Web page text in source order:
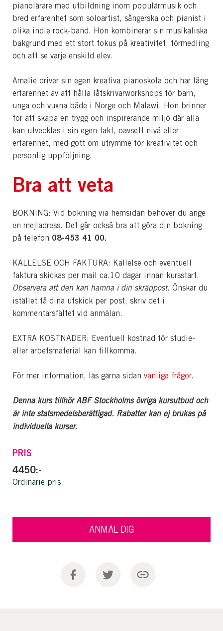
pianolärare med utbildning inom populärmusik och
bred erfarenhet som soloartist, sångerska och pianist i
olika indie rock-band. Hon kombinerar sin musikaliska
bakgrund med ett stort fokus på kreativitet, förmedling
och att se varje enskild elev.
Amalie driver sin egen kreativa pianoskola och har lång
erfarenhet av att hålla låtskrivarworkshops för barn,
unga och vuxna både i Norge och Malawi. Hon brinner
för att skapa en trygg och inspirerande miljö där alla
kan utvecklas i sin egen takt, oavsett nivå eller
erfarenhet, med gott om utrymme för kreativitet och
personlig uppföljning.
Bra att veta
BOKNING: Vid bokning via hemsidan behöver du ange
en mejladress. Det går också bra att göra din bokning
på telefon 08-453 41 00.
KALLELSE OCH FAKTURA: Kallelse och eventuell
faktura skickas per mail ca.10 dagar innan kursstart.
Observera att den kan hamna i din skräppost. Önskar du
istället få dina utskick per post, skriv det i
kommentarsfältet vid anmälan.
EXTRA KOSTNADER: Eventuell kostnad för studie-
eller arbetsmaterial kan tillkomma.
För mer information, läs gärna sidan vanliga frågor.
Denna kurs tillhör ABF Stockholms övriga kursutbud och
är inte statsmedelsberättigad. Rabatter kan ej brukas på
individuella kurser.
PRIS
4450:-
Ordinarie pris
ANMÄL DIG